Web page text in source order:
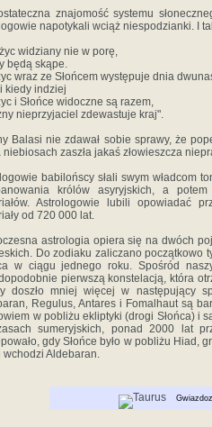
znajomość systemu
napotykali wciąż niespodzianki. I
widziany nie w porę,
będą skąpe.
wraz ze Słońcem występuje dnia
kiedy indziej
i Słońce widoczne są razem,
nieprzyjaciel zdewastuje kraj".
Balasi nie zdawał sobie sprawy, że
niebiosach zaszła jakaś złowieszcza
babilońscy słali swym władcom
królów asyryjskich, a
Astrologowie lubili opowiadać
od 720 000 lat.
astrologia opiera się na dwóch
Do zodiaku zaliczano początkowo
w ciągu jednego roku. Spośród
pierwszą konstelacją, która
doszło mniej więcej w następujący
Regulus, Antares i Fomalhaut są
w pobliżu ekliptyki (drogi Słońca) i
sumeryjskich, ponad 2000 lat
gdy Słońce było w pobliżu Hiad,
wchodzi Aldebaran.